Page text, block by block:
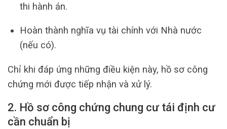
thi hành án.
Hoàn thành nghĩa vụ tài chính với Nhà nước
(nếu có).
Chỉ khi đáp ứng những điều kiện này, hồ sơ công
chứng mới được tiếp nhận và xử lý.
2. Hồ sơ công chứng chung cư tái định cư
cần chuẩn bị